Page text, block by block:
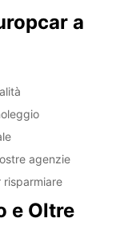
a
agenzie
risparmiare
e Oltre